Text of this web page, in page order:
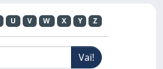
U V W X Y Z